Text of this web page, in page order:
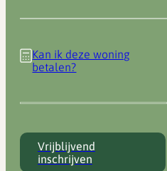
Kan ik deze woning
betalen?
Vrijblijvend
inschrijven